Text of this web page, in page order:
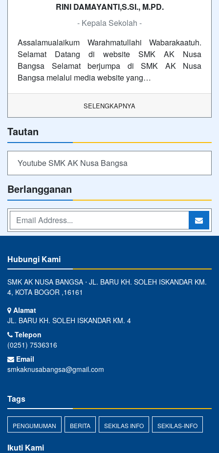
RINI DAMAYANTI,S.SI., M.PD.
- Kepala Sekolah -
Assalamualaikum Warahmatullahi Wabarakaatuh.
Selamat Datang di website SMK AK Nusa
Bangsa Selamat berjumpa di SMK AK Nusa
Bangsa melalui media website yang…
SELENGKAPNYA
Tautan
Youtube SMK AK Nusa Bangsa
Berlangganan
Hubungi Kami
SMK AK NUSA BANGSA ⋅ JL. BARU KH. SOLEH ISKANDAR KM.
4, KOTA BOGOR ,16161
Alamat
JL. BARU KH. SOLEH ISKANDAR KM. 4
Telepon
(0251) 7536316
Email
smkaknusabangsa@gmail.com
Tags
PENGUMUMAN BERITA SEKILAS INFO SEKILAS-INFO
Ikuti Kami